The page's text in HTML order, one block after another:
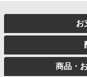
お
商品・